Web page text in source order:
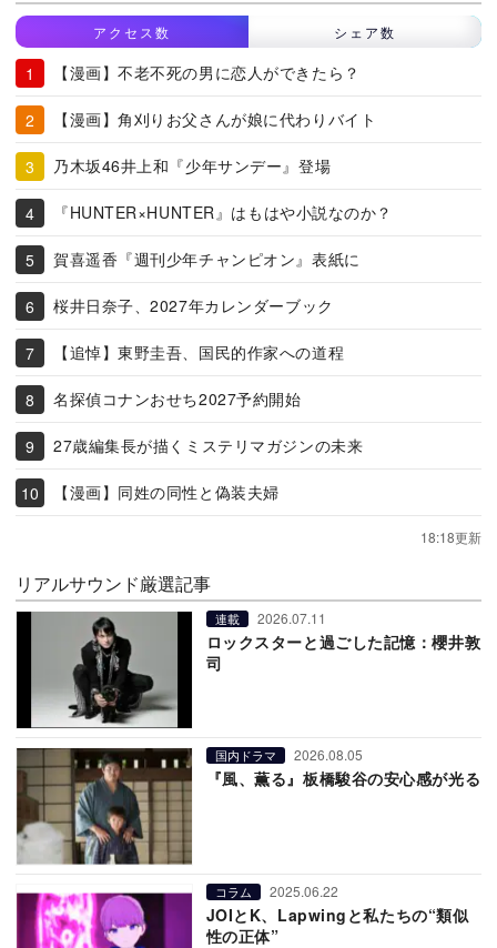
アクセス数 シェア数
【漫画】不老不死の男に恋人ができたら？
【漫画】角刈りお父さんが娘に代わりバイト
乃木坂46井上和『少年サンデー』登場
『HUNTER×HUNTER』はもはや小説なのか？
賀喜遥香『週刊少年チャンピオン』表紙に
桜井日奈子、2027年カレンダーブック
【追悼】東野圭吾、国民的作家への道程
名探偵コナンおせち2027予約開始
27歳編集長が描くミステリマガジンの未来
【漫画】同姓の同性と偽装夫婦
18:18更新
リアルサウンド厳選記事
連載 2026.07.11
ロックスターと過ごした記憶：櫻井敦
司
国内ドラマ 2026.08.05
『風、薫る』板橋駿谷の安心感が光る
コラム 2025.06.22
JOIとK、Lapwingと私たちの“類似
性の正体”